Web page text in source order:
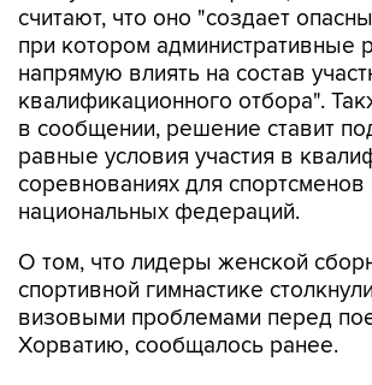
напрямую влиять на состав
квалификационного отбора".
в сообщении, решение ставит
равные условия участия в
соревнованиях для спортсменов
национальных федераций.
О том, что лидеры женской
визовыми проблемами перед
Хорватию, сообщалось ранее.
ЧЕ в Загребе пройдет с 13 по 23